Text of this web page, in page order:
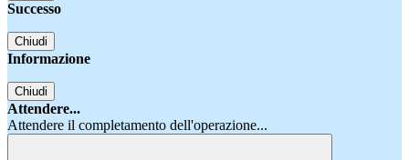
Successo
Chiudi
Informazione
Chiudi
Attendere...
Attendere il completamento dell'operazione...